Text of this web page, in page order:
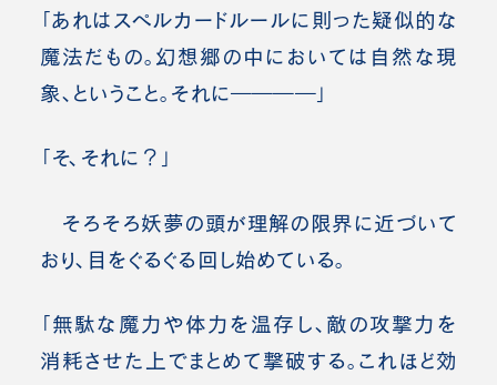
「あれはスペルカードルールに則った疑似的な
魔法だもの。幻想郷の中においては自然な現
象、ということ。それに――――」
「そ、それに？」
そろそろ妖夢の頭が理解の限界に近づいて
おり、目をぐるぐる回し始めている。
「無駄な魔力や体力を温存し、敵の攻撃力を
消耗させた上でまとめて撃破する。これほど効